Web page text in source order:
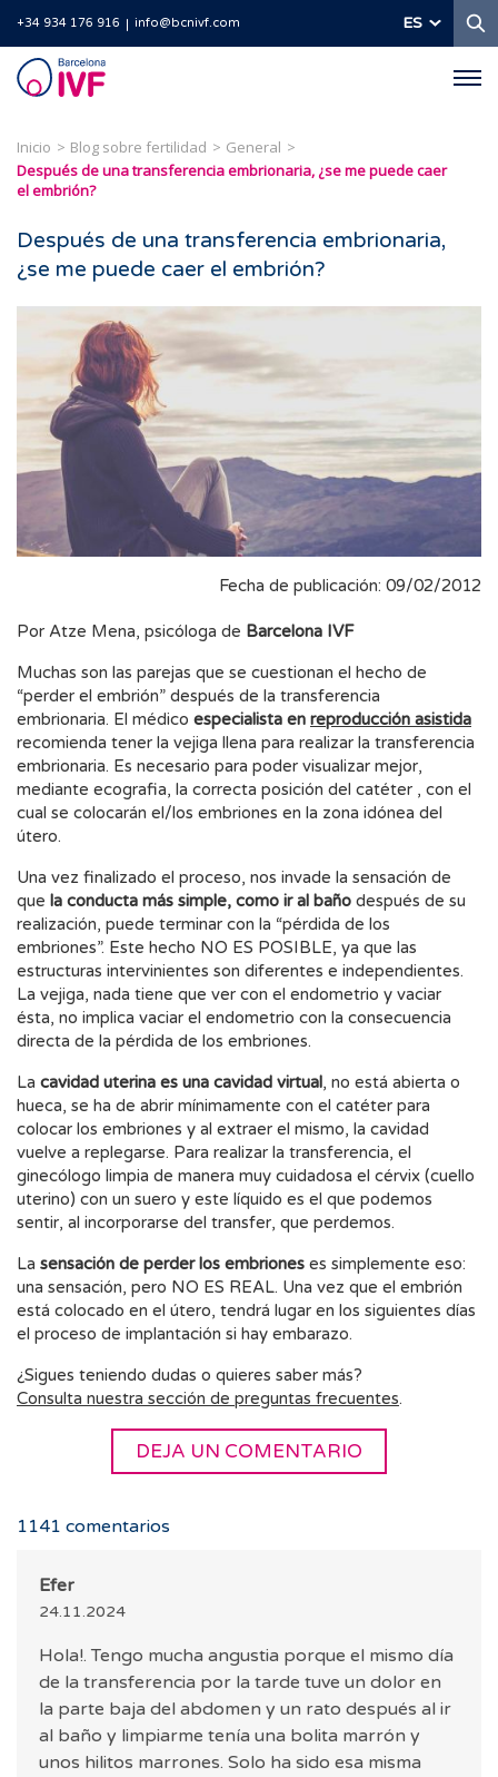
+34 934 176 916 info@bcnivf.com ES
Barcelona
IVF
Inicio Blog sobre fertilidad
General
Después de una transferencia embrionaria, ¿se me puede caer
el embrión?
Después de una transferencia embrionaria,
¿se me puede caer el embrión?
Fecha de publicación: 09/02/2012
Por Atze Mena, psicóloga de Barcelona IVF
Muchas son las parejas que se cuestionan el hecho de
“perder el embrión” después de la transferencia
embrionaria. El médico especialista en reproducción asistida
recomienda tener la vejiga llena para realizar la transferencia
embrionaria. Es necesario para poder visualizar mejor,
mediante ecografia, la correcta posición del catéter , con el
cual se colocarán el/los embriones en la zona idónea del
útero.
Una vez finalizado el proceso, nos invade la sensación de
que la conducta más simple, como ir al baño después de su
realización, puede terminar con la “pérdida de los
embriones”. Este hecho NO ES POSIBLE, ya que las
estructuras intervinientes son diferentes e independientes.
La vejiga, nada tiene que ver con el endometrio y vaciar
ésta, no implica vaciar el endometrio con la consecuencia
directa de la pérdida de los embriones.
La cavidad uterina es una cavidad virtual, no está abierta o
hueca, se ha de abrir mínimamente con el catéter para
colocar los embriones y al extraer el mismo, la cavidad
vuelve a replegarse. Para realizar la transferencia, el
ginecólogo limpia de manera muy cuidadosa el cérvix (cuello
uterino) con un suero y este líquido es el que podemos
sentir, al incorporarse del transfer, que perdemos.
La sensación de perder los embriones es simplemente eso:
una sensación, pero NO ES REAL. Una vez que el embrión
está colocado en el útero, tendrá lugar en los siguientes días
el proceso de implantación si hay embarazo.
¿Sigues teniendo dudas o quieres saber más?
Consulta nuestra sección de preguntas frecuentes.
DEJA UN COMENTARIO
1141 comentarios
Efer
24.11.2024
Hola!. Tengo mucha angustia porque el mismo día
de la transferencia por la tarde tuve un dolor en
la parte baja del abdomen y un rato después al ir
al baño y limpiarme tenía una bolita marrón y
unos hilitos marrones. Solo ha sido esa misma